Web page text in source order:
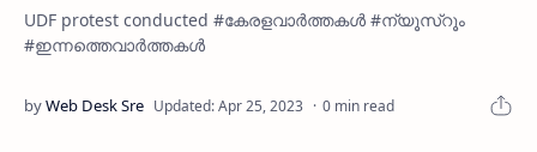
UDF protest conducted #കേരളവാർത്തകൾ #ന്യൂസ്റൂം
#ഇന്നത്തെവാർത്തകൾ
0 min read